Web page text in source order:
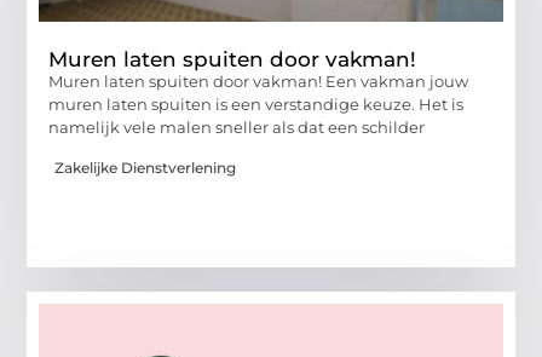
Muren laten spuiten door vakman!
Muren laten spuiten door vakman! Een vakman jouw
muren laten spuiten is een verstandige keuze. Het is
namelijk vele malen sneller als dat een schilder
Zakelijke Dienstverlening